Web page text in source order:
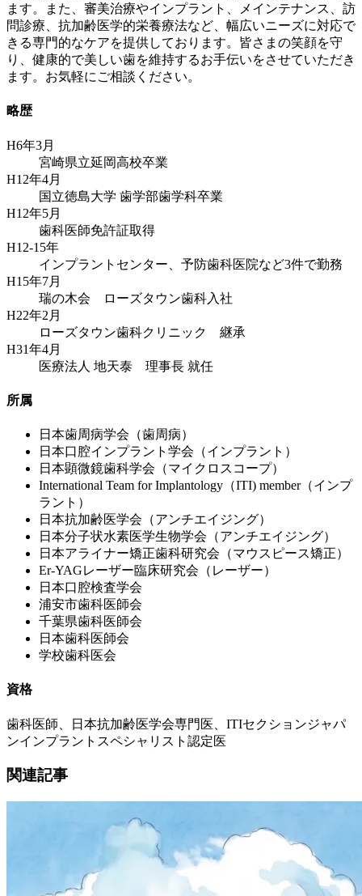
ます。また、審美治療やインプラント、メインテナンス、訪
問診療、抗加齢医学的栄養療法など、幅広いニーズに対応で
きる専門的なケアを提供しております。皆さまの笑顔を守
り、健康的で美しい歯を維持するお手伝いをさせていただき
ます。お気軽にご相談ください。
略歴
H6年3月
宮崎県立延岡高校卒業
H12年4月
国立徳島大学 歯学部歯学科卒業
H12年5月
歯科医師免許証取得
H12-15年
インプラントセンター、予防歯科医院など3件で勤務
H15年7月
瑞の木会 ローズタウン歯科入社
H22年2月
ローズタウン歯科クリニック 継承
H31年4月
医療法人 地天泰 理事長 就任
所属
日本歯周病学会（歯周病）
日本口腔インプラント学会（インプラント）
日本顕微鏡歯科学会（マイクロスコープ）
International Team for Implantology（ITI) member（インプ
ラント）
日本抗加齢医学会（アンチエイジング）
日本分子状水素医学生物学会（アンチエイジング）
日本アライナー矯正歯科研究会（マウスピース矯正）
Er-YAGレーザー臨床研究会（レーザー）
日本口腔検査学会
浦安市歯科医師会
千葉県歯科医師会
日本歯科医師会
学校歯科医会
資格
歯科医師、日本抗加齢医学会専門医、ITIセクションジャパ
ンインプラントスペシャリスト認定医
関連記事